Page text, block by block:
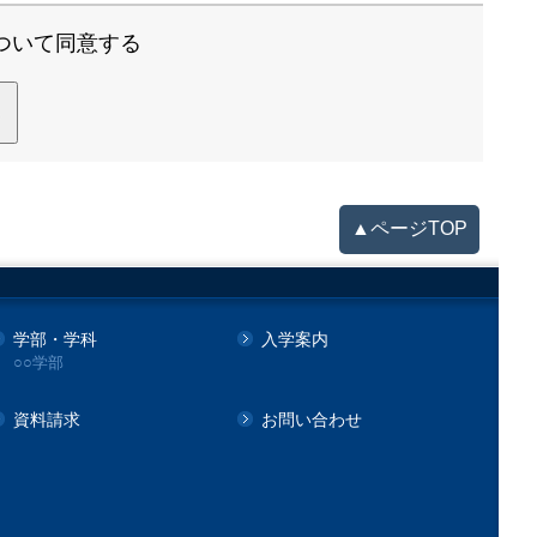
いて同意する
▲ページTOP
学部・学科
○○学部
入学案内
資料請求 お問い合わせ